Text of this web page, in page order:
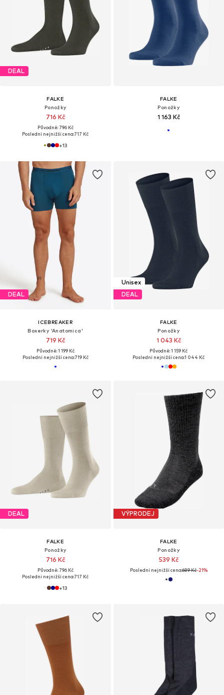
DEAL
FALKE
Ponožky
716 Kč
Původně: 796 Kč
Poslední nejnižší cena:717 Kč
+13
FALKE
Ponožky
1 163 Kč
DEAL
ICEBREAKER
Boxerky 'Anatomica'
719 Kč
Původně: 1 199 Kč
Poslední nejnižší cena:719 Kč
Unisex
DEAL
FALKE
Ponožky
1 043 Kč
Původně: 1 159 Kč
Poslední nejnižší cena:1 044 Kč
DEAL
FALKE
Ponožky
716 Kč
Původně: 796 Kč
Poslední nejnižší cena:717 Kč
+13
VÝPRODEJ
FALKE
Ponožky
539 Kč
Poslední nejnižší cena:689 Kč-21%